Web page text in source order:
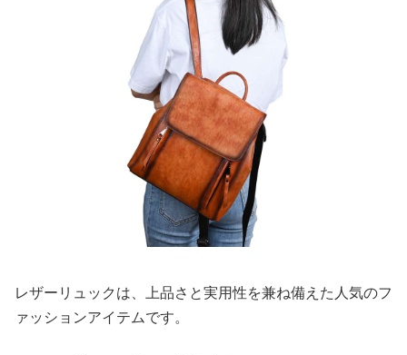
レザーリュックは、上品さと実用性を兼ね備えた人気のフ
ァッションアイテムです。